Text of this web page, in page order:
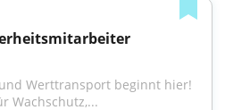
Werttransport beginnt hier!
Wachschutz,...